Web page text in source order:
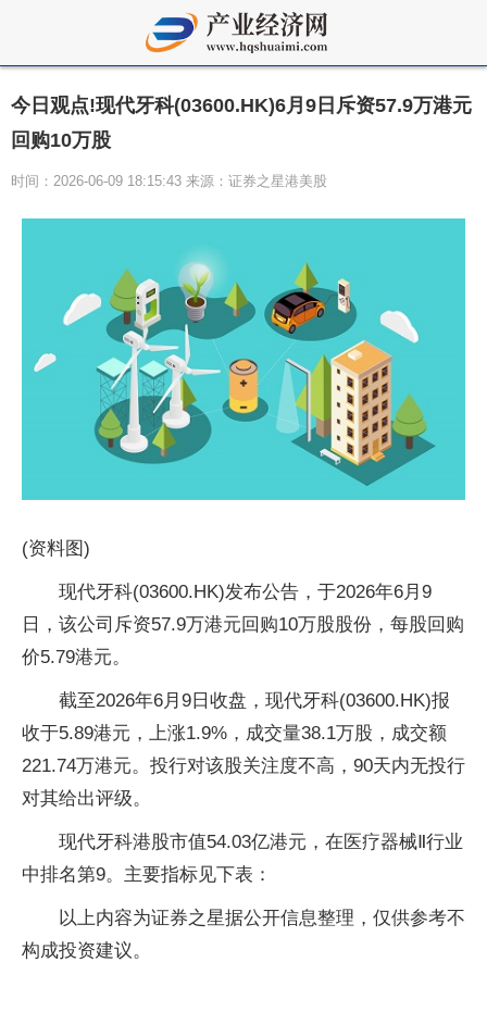
今日观点!现代牙科(03600.HK)6月9日斥资57.9万港元
回购10万股
时间：2026-06-09 18:15:43 来源：证券之星港美股
(资料图)
现代牙科(03600.HK)发布公告，于2026年6月9
日，该公司斥资57.9万港元回购10万股股份，每股回购
价5.79港元。
截至2026年6月9日收盘，现代牙科(03600.HK)报
收于5.89港元，上涨1.9%，成交量38.1万股，成交额
221.74万港元。投行对该股关注度不高，90天内无投行
对其给出评级。
现代牙科港股市值54.03亿港元，在医疗器械Ⅱ行业
中排名第9。主要指标见下表：
以上内容为证券之星据公开信息整理，仅供参考不
构成投资建议。